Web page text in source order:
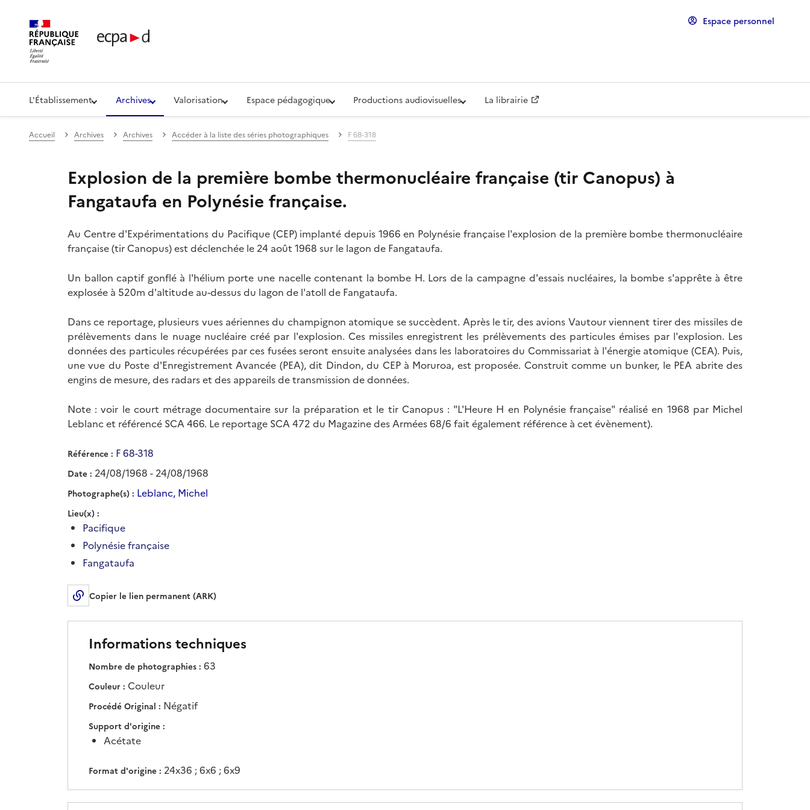
Établissement de communication et de production audiovisuelle de la Défense (ECPAD) Espace personnel
L'Établissement Archives Valorisation Espace pédagogique Productions audiovisuelles La librairie
Accueil Archives Archives Accéder à la liste des séries photographiques F 68-318
Explosion de la première bombe thermonucléaire française (tir Canopus) à
Fangataufa en Polynésie française.
Au Centre d'Expérimentations du Pacifique (CEP) implanté depuis 1966 en Polynésie française l'explosion de la première bombe thermonucléaire
française (tir Canopus) est déclenchée le 24 août 1968 sur le lagon de Fangataufa.
Un ballon captif gonflé à l'hélium porte une nacelle contenant la bombe H. Lors de la campagne d'essais nucléaires, la bombe s'apprête à être
explosée à 520m d'altitude au-dessus du lagon de l'atoll de Fangataufa.
Dans ce reportage, plusieurs vues aériennes du champignon atomique se succèdent. Après le tir, des avions Vautour viennent tirer des missiles de
prélèvements dans le nuage nucléaire créé par l'explosion. Ces missiles enregistrent les prélèvements des particules émises par l'explosion. Les
données des particules récupérées par ces fusées seront ensuite analysées dans les laboratoires du Commissariat à l'énergie atomique (CEA). Puis,
une vue du Poste d'Enregistrement Avancée (PEA), dit Dindon, du CEP à Moruroa, est proposée. Construit comme un bunker, le PEA abrite des
engins de mesure, des radars et des appareils de transmission de données.
Note : voir le court métrage documentaire sur la préparation et le tir Canopus : "L'Heure H en Polynésie française" réalisé en 1968 par Michel
Leblanc et référencé SCA 466. Le reportage SCA 472 du Magazine des Armées 68/6 fait également référence à cet évènement).
Référence F 68-318
Date 24/08/1968 - 24/08/1968
Photographe(s) Leblanc, Michel
Lieu(x)
Pacifique
Polynésie française
Fangataufa
Copier le lien permanent (ARK)
Informations techniques
Nombre de photographies 63
Couleur Couleur
Procédé Original Négatif
Support d'origine
Acétate
Format d'origine 24x36 ; 6x6 ; 6x9